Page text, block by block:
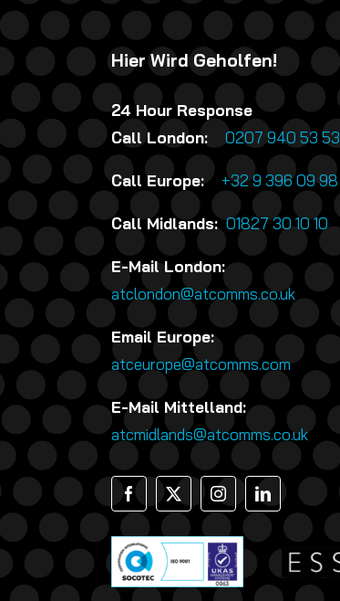
Hier Wird Geholfen!
24 Hour Response
Call London:
0207 940 53 53
Call Europe: +32 9 396 09 98
Call Midlands:01827 30 10 10
E-Mail London:
atclondon@atcomms.co.uk
Email Europe:
atceurope@atcomms.com
E-Mail Mittelland:
atcmidlands@atcomms.co.uk